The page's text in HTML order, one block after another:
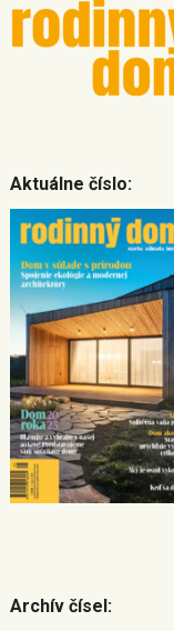
Aktuálne číslo:
Archív čísel: